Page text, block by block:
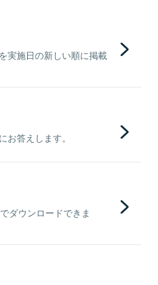
実施日の新しい順に掲載
答えします。
ダウンロードできま